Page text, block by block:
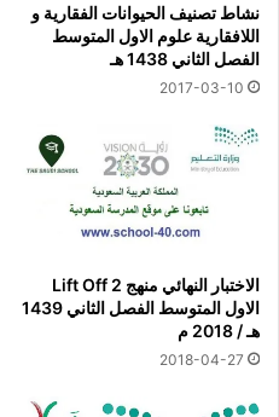
نشاط تصنيف الحيوانات الفقارية و
اللافقارية علوم الاول المتوسط
الفصل الثاني 1438 هـ
2017-03-10
الاختبار النهائي منهج Lift Off 2
الاول المتوسط الفصل الثاني 1439
هـ / 2018 م
2018-04-27